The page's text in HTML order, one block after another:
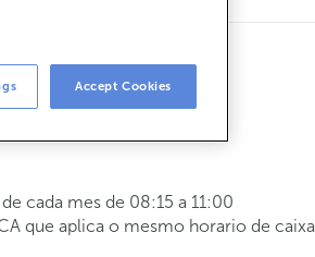
de cada mes de 08:15 a 11:00
que aplica o mesmo horario de caixa
Accept Cookies